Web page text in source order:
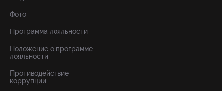
Фото
Программа лояльности
Положение о программе
лояльности
Противодействие
коррупции